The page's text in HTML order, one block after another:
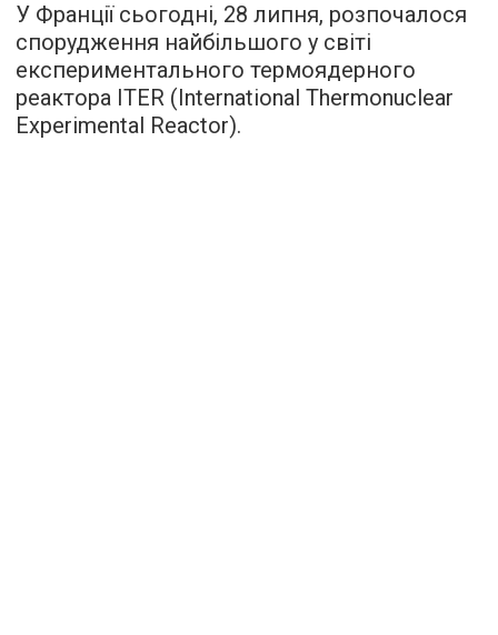
У Франції сьогодні, 28 липня, розпочалося
спорудження найбільшого у світі
експериментального термоядерного
реактора ITER (International Thermonuclear
Experimental Reactor).